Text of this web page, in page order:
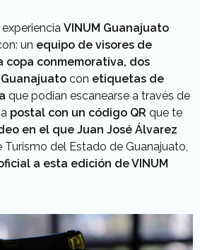
VINUM Guanajuato
un equipo de visores de
copa conmemorativa, dos
con etiquetas de
que podían escanearse a través de
postal con un código QR que te
en el que Juan José Álvarez
Turismo del Estado de Guanajuato,
a esta edición de VINUM